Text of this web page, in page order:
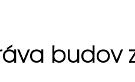
budov